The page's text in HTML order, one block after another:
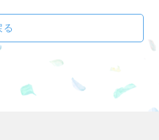
る